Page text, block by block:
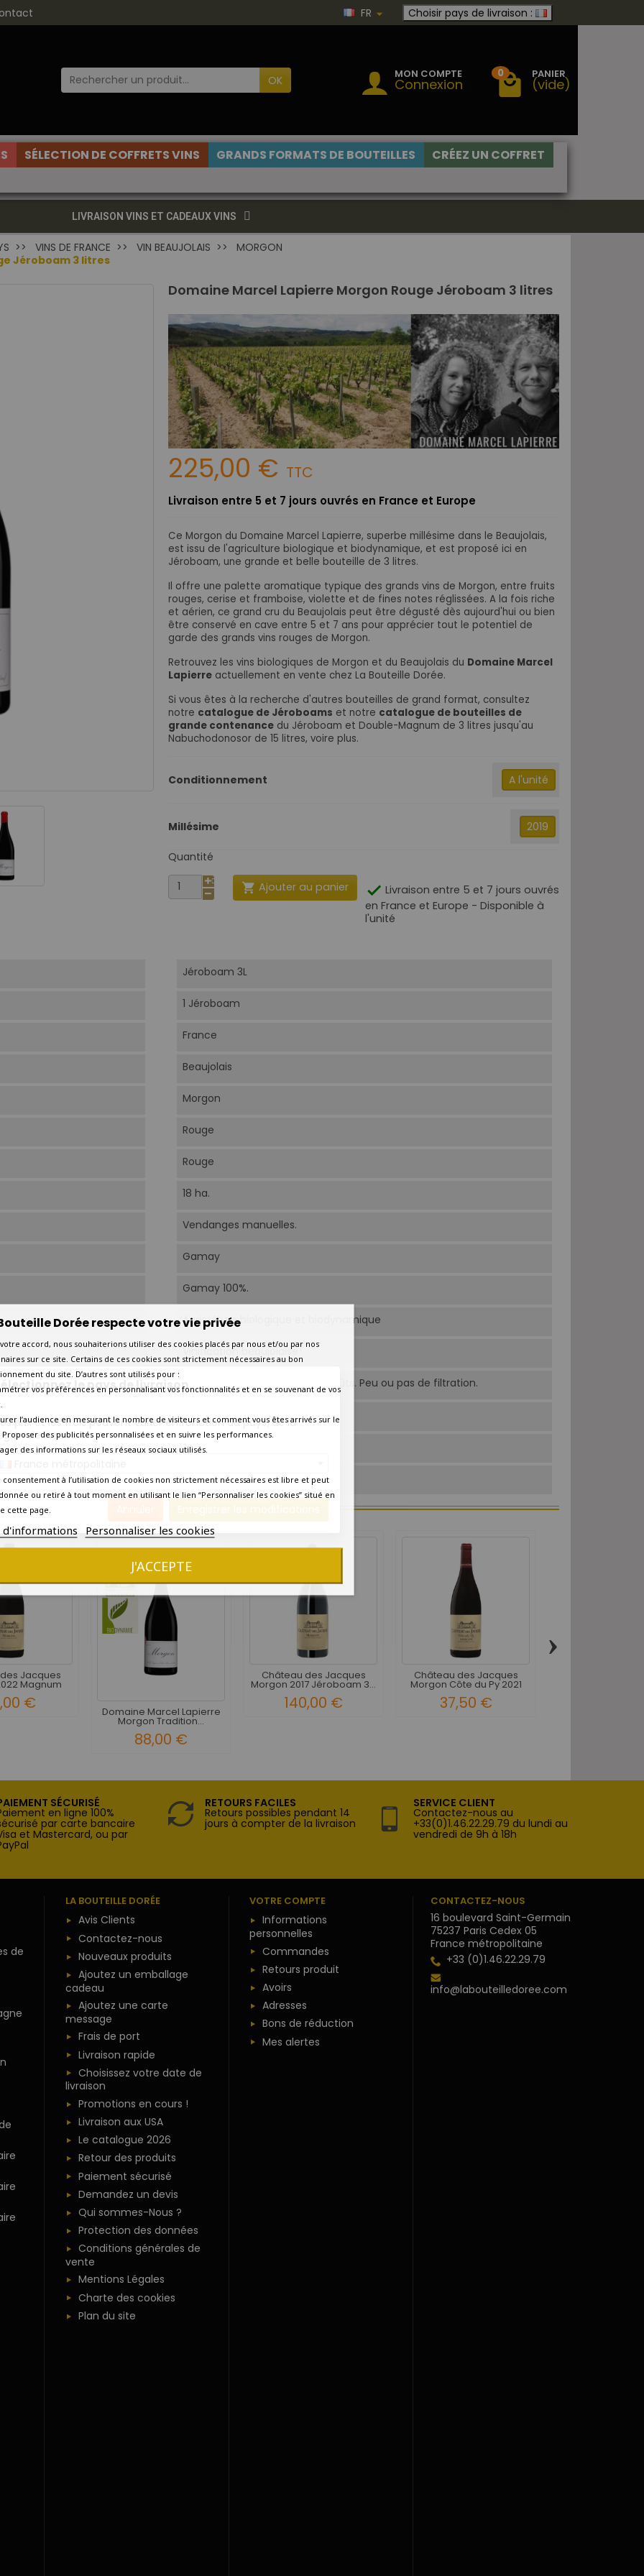
le pays de livraison
prix et les frais peuvent varier en fonction du pays/de la
de livraison.
Annuler Enregistrer les modifications
FR Choisir pays de livraison :
OK MON COMPTE
Connexion
0 PANIER
(vide)
SÉLECTION DE COFFRETS VINS GRANDS FORMATS DE BOUTEILLES
CRÉEZ UN COFFRET
LIVRAISON VINS ET CADEAUX VINS
VINS DE FRANCE VIN BEAUJOLAIS
MORGON
Jéroboam 3 litres
Domaine Marcel Lapierre Morgon Rouge Jéroboam 3 litres
225,00 € TTC
Livraison entre 5 et 7 jours ouvrés en France et Europe
Ce Morgon du Domaine Marcel Lapierre, superbe millésime dans le Beaujolais,
est issu de l'agriculture biologique et biodynamique, et est proposé ici en
Jéroboam, une grande et belle bouteille de 3 litres.
Il offre une palette aromatique typique des grands vins de Morgon, entre fruits
rouges, cerise et framboise, violette et de fines notes réglissées. A la fois riche
et aérien, ce grand cru du Beaujolais peut être dégusté dès aujourd'hui ou bien
être conservé en cave entre 5 et 7 ans pour apprécier tout le potentiel de
garde des grands vins rouges de Morgon.
Retrouvez les vins biologiques de Morgon et du Beaujolais du Domaine Marcel
Lapierre actuellement en vente chez La Bouteille Dorée.
Si vous êtes à la recherche d'autres bouteilles de grand format, consultez
notre catalogue de Jéroboams et notre catalogue de bouteilles de
grande contenance du Jéroboam et Double-Magnum de 3 litres jusqu'au
Nabuchodonosor de 15 litres, voire plus.
Conditionnement A l'unité
Millésime 2019
Quantité
 Ajouter au panier  Livraison entre 5 et 7 jours ouvrés
en France et Europe - Disponible à
l'unité
Jéroboam 3L
1 Jéroboam
France
Beaujolais
Morgon
Rouge
Rouge
18 ha.
Vendanges manuelles.
Gamay
Gamay 100%.
Agriculture biologique et biodynamique
Vinification beaujolaise
Plusieurs mois en cuves et en fûts. Peu ou pas de filtration.
Aujourd'hui
Amateur éclairé
Livraison en 7 jours ouvrés
7 AUTRES PRODUITS DANS LA MÊME CATÉGORIE :
Jacques
Magnum
€ Domaine Marcel Lapierre
Morgon Tradition...
88,00 €
Château des Jacques
Morgon 2017 Jéroboam 3...
140,00 €
Château des Jacques
Morgon Côte du Py 2021
37,50 €
›
SÉCURISÉ
en ligne 100%
par carte bancaire
et Mastercard, ou par
RETOURS FACILES
Retours possibles pendant 14
jours à compter de la livraison
SERVICE CLIENT
Contactez-nous au
+33(0)1.46.22.29.79 du lundi au
vendredi de 9h à 18h
de
LA BOUTEILLE DORÉE
Avis Clients
Contactez-nous
Nouveaux produits
Ajoutez un emballage
cadeau
Ajoutez une carte
message
Frais de port
Livraison rapide
Choisissez votre date de
livraison
Promotions en cours !
Livraison aux USA
Le catalogue 2026
Retour des produits
Paiement sécurisé
Demandez un devis
Qui sommes-Nous ?
Protection des données
Conditions générales de
vente
Mentions Légales
Charte des cookies
Plan du site
VOTRE COMPTE
Informations
personnelles
Commandes
Retours produit
Avoirs
Adresses
Bons de réduction
Mes alertes
CONTACTEZ-NOUS
16 boulevard Saint-Germain
75237 Paris Cedex 05
France métropolitaine
+33 (0)1.46.22.29.79
info@labouteilledoree.com
Dorée respecte votre vie privée
accord, nous souhaiterions utiliser des cookies placés par nous et/ou par nos
sur ce site. Certains de ces cookies sont strictement nécessaires au bon
du site. D’autres sont utilisés pour :
vos préférences en personnalisant vos fonctionnalités et en se souvenant de vos
l’audience en mesurant le nombre de visiteurs et comment vous êtes arrivés sur le
Proposer des publicités personnalisées et en suivre les performances.
des informations sur les réseaux sociaux utilisés.
consentement à l’utilisation de cookies non strictement nécessaires est libre et peut
ou retiré à tout moment en utilisant le lien “Personnaliser les cookies” situé en
cette page.
d'informations Personnaliser les cookies
J'ACCEPTE